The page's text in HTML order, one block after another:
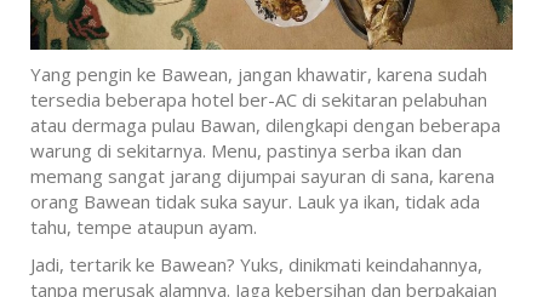
Yang pengin ke Bawean, jangan khawatir, karena sudah
tersedia beberapa hotel ber-AC di sekitaran pelabuhan
atau dermaga pulau Bawan, dilengkapi dengan beberapa
warung di sekitarnya. Menu, pastinya serba ikan dan
memang sangat jarang dijumpai sayuran di sana, karena
orang Bawean tidak suka sayur. Lauk ya ikan, tidak ada
tahu, tempe ataupun ayam.
Jadi, tertarik ke Bawean? Yuks, dinikmati keindahannya,
tanpa merusak alamnya. Jaga kebersihan dan berpakaian